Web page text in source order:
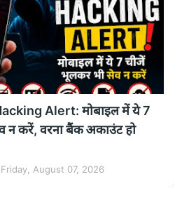
Alert: मोबाइल में ये 7
न करें, वरना बैंक अकाउंट हो
Friday, August 07, 2026